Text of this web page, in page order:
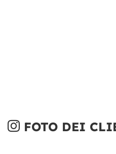
FOTO DEI